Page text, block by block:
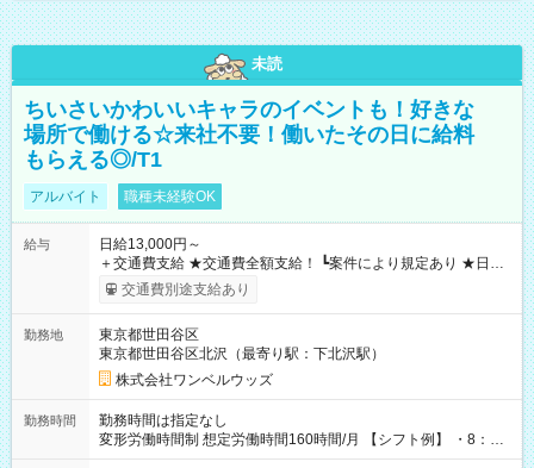
未読
ちいさいかわいいキャラのイベントも！好きな
場所で働ける☆来社不要！働いたその日に給料
もらえる◎/T1
アルバイト 職種未経験OK
給与
日給13,000円～
＋交通費支給 ★交通費全額支給！ ┗案件により規定あり ★日払
いOK！（規定あり） ┗働いたその日に現金GET♪ お仕事後はコ
ンビニATMから 日払い分を引き落とせます！ 【試用期間】試
交通費別途支給あり
勤務地
東京都世田谷区
東京都世田谷区北沢（最寄り駅：下北沢駅）
株式会社ワンベルウッズ
勤務時間
勤務時間は指定なし
変形労働時間制 想定労働時間160時間/月 【シフト例】 ・8：00
～21：00